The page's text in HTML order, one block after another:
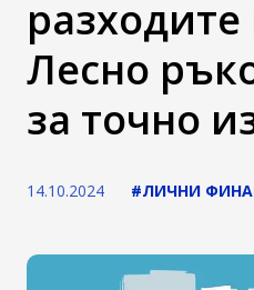
Лесно
за точно
14.10.2024 #ЛИЧНИ